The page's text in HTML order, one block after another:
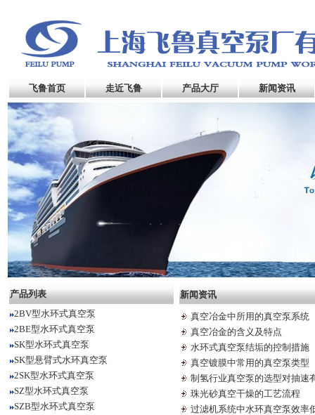
飞鲁首页 走近飞鲁 产品大厅 新闻资讯
产品列表
2BV型水环式真空泵
2BE型水环式真空泵
SK型水环式真空泵
SK型悬臂式水环真空泵
2SK型水环式真空泵
SZ型水环式真空泵
SZB型水环式真空泵
新闻资讯
真空冶金中所用的真空泵系统
真空冶金的含义及特点
水环式真空泵结垢的控制措施
真空镀膜中常用的真空泵类型
制氢行业真空泵的选型对抽速
珠光砂真空干燥的工艺流程
过滤机系统中水环真空泵效率